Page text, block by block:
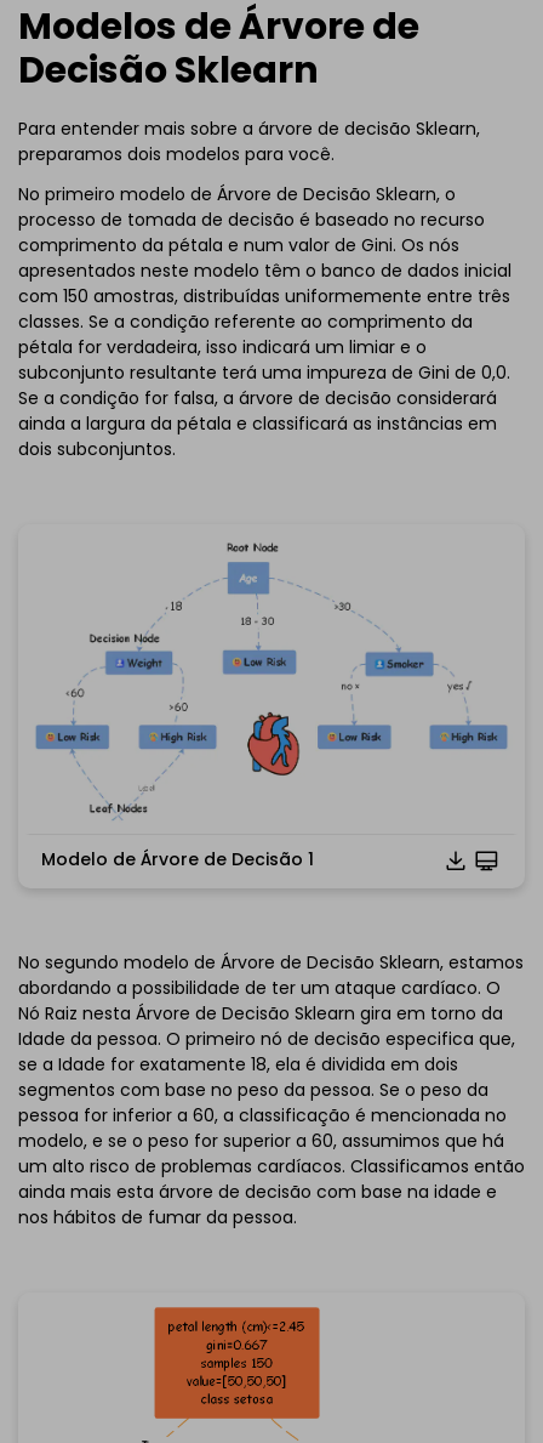
Modelos de Árvore de
Decisão Sklearn
Para entender mais sobre a árvore de decisão Sklearn,
preparamos dois modelos para você.
No primeiro modelo de Árvore de Decisão Sklearn, o
processo de tomada de decisão é baseado no recurso
comprimento da pétala e num valor de Gini. Os nós
apresentados neste modelo têm o banco de dados inicial
com 150 amostras, distribuídas uniformemente entre três
classes. Se a condição referente ao comprimento da
pétala for verdadeira, isso indicará um limiar e o
subconjunto resultante terá uma impureza de Gini de 0,0.
Se a condição for falsa, a árvore de decisão considerará
ainda a largura da pétala e classificará as instâncias em
dois subconjuntos.
*O arquivo
emmx
precisa ser aberto no EdrawMind.
Se você ainda não tem o EdrawMind, baixe o
EdrawMind
gratuitamente
abaixo.
Você também pode tentar o EdrawMind Online
gratuitamente
abaixo.
Modelo de Árvore de Decisão 1
No segundo modelo de Árvore de Decisão Sklearn, estamos
abordando a possibilidade de ter um ataque cardíaco. O
Nó Raiz nesta Árvore de Decisão Sklearn gira em torno da
Idade da pessoa. O primeiro nó de decisão especifica que,
se a Idade for exatamente 18, ela é dividida em dois
segmentos com base no peso da pessoa. Se o peso da
pessoa for inferior a 60, a classificação é mencionada no
modelo, e se o peso for superior a 60, assumimos que há
um alto risco de problemas cardíacos. Classificamos então
ainda mais esta árvore de decisão com base na idade e
nos hábitos de fumar da pessoa.